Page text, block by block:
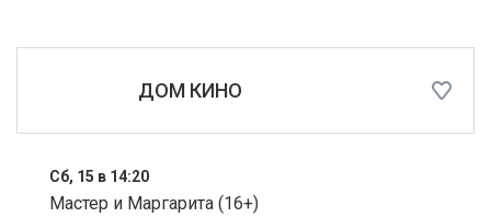
ДОМ КИНО
Сб, 15 в 14:20
Мастер и Маргарита (16+)